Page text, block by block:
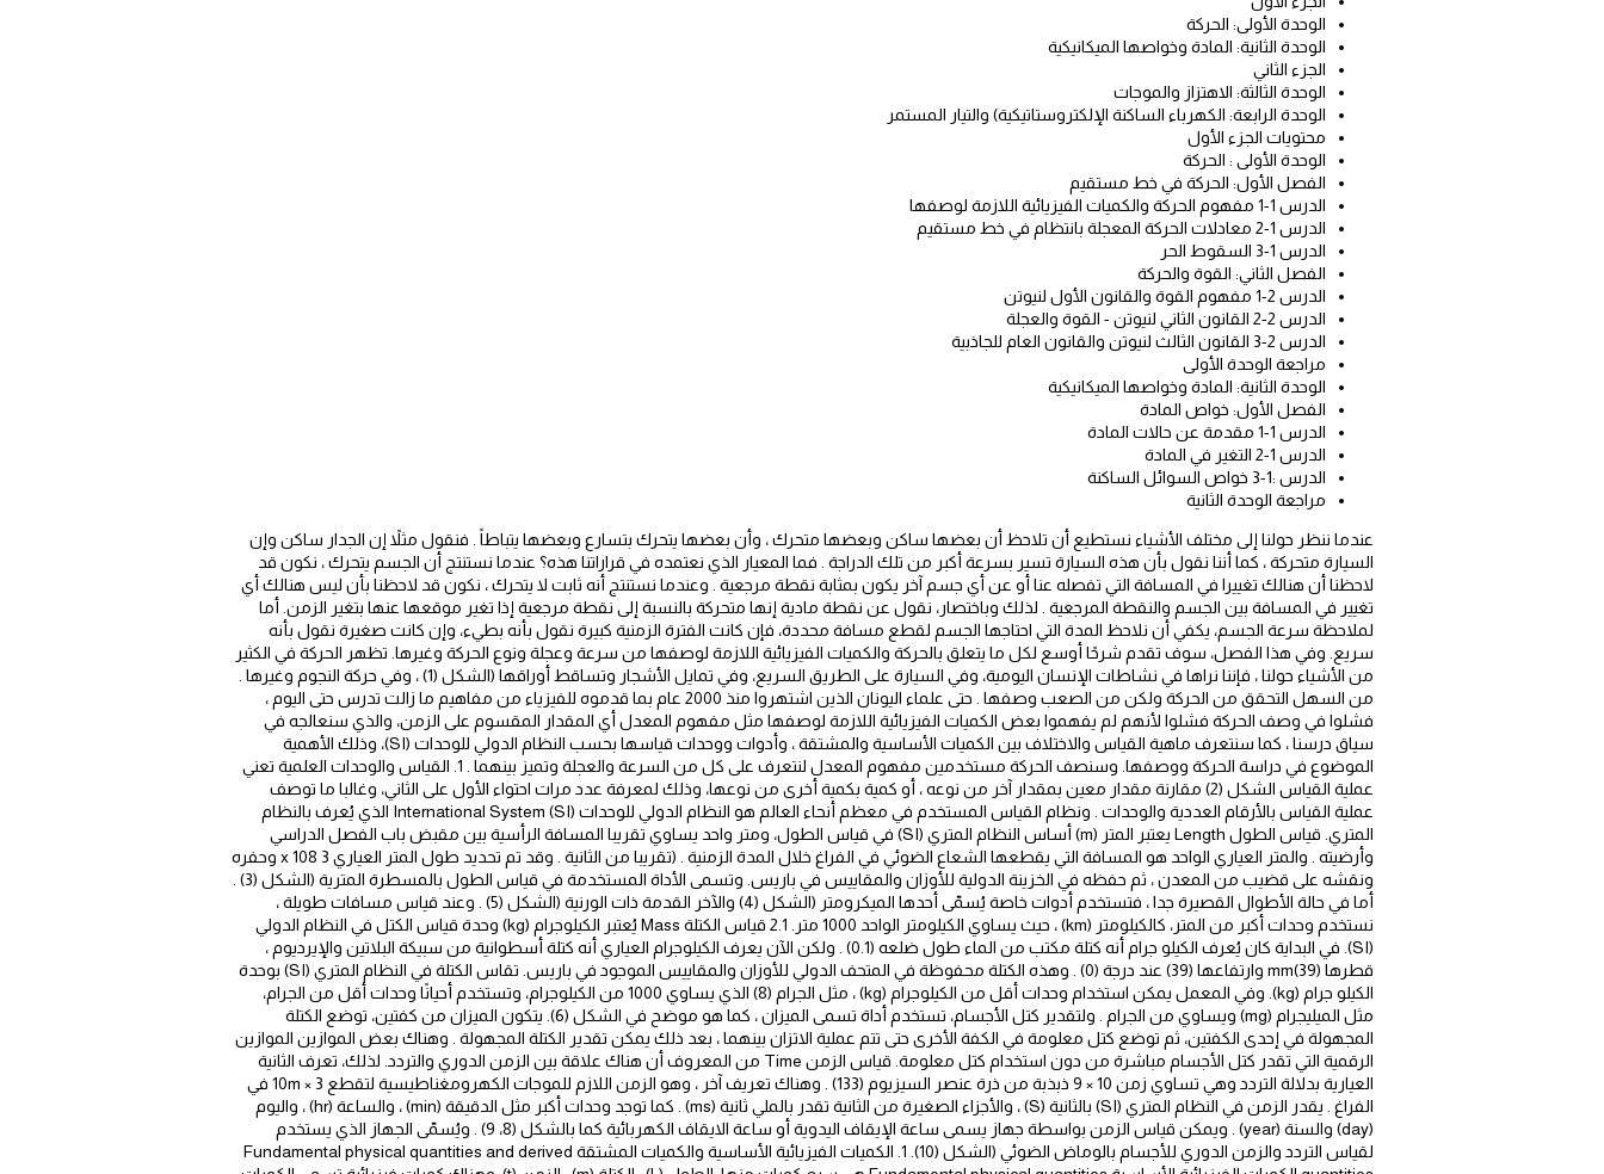
الوحدة الأولى: الحركة
الوحدة الثانية: المادة وخواصها الميكانيكية
الجزء الثاني
الوحدة الثالثة: الاهتزاز والموجات
الوحدة الرابعة: الكهرباء الساكنة الإلكتروستاتيكية) والتيار المستمر
محتويات الجزء الأول
الوحدة الأولى : الحركة
الفصل الأول: الحركة في خط مستقيم
الدرس 1-1 مفهوم الحركة والكميات الفيزيائية اللازمة لوصفها
الدرس 1-2 معادلات الحركة المعجلة بانتظام في خط مستقيم
الدرس 1-3 السقوط الحر
الفصل الثاني: القوة والحركة
الدرس 2-1 مفهوم القوة والقانون الأول لنيوتن
الدرس 2-2 القانون الثاني لنيوتن - القوة والعجلة
الدرس 2-3 القانون الثالث لنيوتن والقانون العام للجاذبية
مراجعة الوحدة الأولى
الوحدة الثانية: المادة وخواصها الميكانيكية
الفصل الأول: خواص المادة
الدرس 1-1 مقدمة عن حالات المادة
الدرس 1-2 التغير في المادة
الدرس :1-3 خواص السوائل الساكنة
مراجعة الوحدة الثانية
عندما ننظر حولنا إلى مختلف الأشياء نستطيع أن تلاحظ أن بعضها ساكن وبعضها متحرك ، وأن بعضها يتحرك بتسارع وبعضها يتباطاً . فنقول مثلاً إن الجدار ساكن وإن
السيارة متحركة ، كما أننا نقول بأن هذه السيارة تسير بسرعة أكبر من تلك الدراجة . فما المعيار الذي نعتمده في قراراتنا هذه؟ عندما نستنتج أن الجسم يتحرك ، نكون قد
لاحظنا أن هنالك تغييرا في المسافة التي تفصله عنا أو عن أي جسم آخر يكون بمثابة نقطة مرجعية . وعندما نستنتج أنه ثابت لا يتحرك ، نكون قد لاحظنا بأن ليس هنالك أي
تغيير في المسافة بين الجسم والنقطة المرجعية . لذلك وباختصار، نقول عن نقطة مادية إنها متحركة بالنسبة إلى نقطة مرجعية إذا تغير موقعها عنها بتغير الزمن. أما
لملاحظة سرعة الجسم، يكفي أن نلاحظ المدة التي احتاجها الجسم لقطع مسافة محددة، فإن كانت الفترة الزمنية كبيرة نقول بأنه بطيء، وإن كانت صغيرة نقول بأنه
سريع. وفي هذا الفصل، سوف تقدم شرحًا أوسع لكل ما يتعلق بالحركة والكميات الفيزيائية اللازمة لوصفها من سرعة وعجلة ونوع الحركة وغيرها. تظهر الحركة في الكثير
من الأشياء حولنا ، فإننا نراها في نشاطات الإنسان اليومية، وفي السيارة على الطريق السريع، وفي تمايل الأشجار وتساقط أوراقها (الشكل (1) ، وفي حركة النجوم وغيرها .
من السهل التحقق من الحركة ولكن من الصعب وصفها . حتى علماء اليونان الذين اشتهروا منذ 2000 عام بما قدموه للفيزياء من مفاهيم ما زالت تدرس حتى اليوم ،
فشلوا في وصف الحركة فشلوا لأنهم لم يفهموا بعض الكميات الفيزيائية اللازمة لوصفها مثل مفهوم المعدل أي المقدار المقسوم على الزمن، والذي سنعالجه في
سياق درسنا ، كما سنتعرف ماهية القياس والاختلاف بين الكميات الأساسية والمشتقة ، وأدوات ووحدات قياسها بحسب النظام الدولي للوحدات (SI)، وذلك الأهمية
الموضوع في دراسة الحركة ووصفها. وسنصف الحركة مستخدمين مفهوم المعدل لنتعرف على كل من السرعة والعجلة وتميز بينهما . 1. القياس والوحدات العلمية تعني
عملية القياس الشكل (2) مقارنة مقدار معين بمقدار آخر من نوعه ، أو كمية بكمية أخرى من نوعها، وذلك لمعرفة عدد مرات احتواء الأول على الثاني، وغالبا ما توصف
عملية القياس بالأرقام العددية والوحدات . ونظام القياس المستخدم في معظم أنحاء العالم هو النظام الدولي للوحدات (International System (SI الذي يُعرف بالنظام
المتري. قياس الطول Length يعتبر المتر (m) أساس النظام المتري (SI) في قياس الطول، ومتر واحد يساوي تقريبا المسافة الرأسية بين مقبض باب الفصل الدراسي
وأرضيته . والمتر العياري الواحد هو المسافة التي يقطعها الشعاع الضوئي في الفراغ خلال المدة الزمنية . (تقريبا من الثانية . وقد تم تحديد طول المتر العياري 3 x 108 وحفره
ونقشه على قضيب من المعدن ، ثم حفظه في الخزينة الدولية للأوزان والمقاييس في باريس. وتسمى الأداة المستخدمة في قياس الطول بالمسطرة المترية (الشكل (3) .
أما في حالة الأطوال القصيرة جدا ، فتستخدم أدوات خاصة يُسمّى أحدها الميكرومتر (الشكل (4) والآخر القدمة ذات الورنية (الشكل (5) . وعند قياس مسافات طويلة ،
نستخدم وحدات أكبر من المتر، كالكيلومتر (km) ، حيث يساوي الكيلومتر الواحد 1000 متر. 2.1 قياس الكتلة Mass يُعتبر الكيلوجرام (kg) وحدة قياس الكتل في النظام الدولي
(SI). في البداية كان يُعرف الكيلو جرام أنه كتلة مكتب من الماء طول ضلعه (0.1) . ولكن الآن يعرف الكيلوجرام العياري أنه كتلة أسطوانية من سبيكة البلاتين والإيرديوم ،
قطرها mm(39) وارتفاعها (39) عند درجة (0) . وهذه الكتلة محفوظة في المتحف الدولي للأوزان والمقاييس الموجود في باريس. تقاس الكتلة في النظام المتري (SI) بوحدة
الكيلو جرام (kg). وفي المعمل يمكن استخدام وحدات أقل من الكيلوجرام (kg) ، مثل الجرام (8) الذي يساوي 1000 من الكيلوجرام، وتستخدم أحيانًا وحدات أقل من الجرام،
مثل الميليجرام (mg) ويساوي من الجرام . ولتقدير كتل الأجسام، تستخدم أداة تسمى الميزان ، كما هو موضح في الشكل (6). يتكون الميزان من كفتين، توضع الكتلة
المجهولة في إحدى الكفتين، ثم توضع كتل معلومة في الكفة الأخرى حتى تتم عملية الاتزان بينهما ، بعد ذلك يمكن تقدير الكتلة المجهولة . وهناك بعض الموازين الموازين
الرقمية التي تقدر كتل الأجسام مباشرة من دون استخدام كتل معلومة. قياس الزمن Time من المعروف أن هناك علاقة بين الزمن الدوري والتردد. لذلك، تعرف الثانية
العيارية بدلالة التردد وهي تساوي زمن 10 × 9 ذبذبة من ذرة عنصر السيزيوم (133) . وهناك تعريف آخر ، وهو الزمن اللازم للموجات الكهرومغناطيسية لتقطع 10m × 3 في
الفراغ . يقدر الزمن في النظام المتري (SI) بالثانية (S) ، والأجزاء الصغيرة من الثانية تقدر بالملي ثانية (ms) . كما توجد وحدات أكبر مثل الدقيقة (min) ، والساعة (hr) ، واليوم
(day) والسنة (year) . ويمكن قياس الزمن بواسطة جهاز يسمى ساعة الإيقاف اليدوية أو ساعة الايقاف الكهربائية كما بالشكل (8، 9) . ويُسمّى الجهاز الذي يستخدم
لقياس التردد والزمن الدوري للأجسام بالوماض الضوئي (الشكل (10). 1. الكميات الفيزيائية الأساسية والكميات المشتقة Fundamental physical quantities and derived